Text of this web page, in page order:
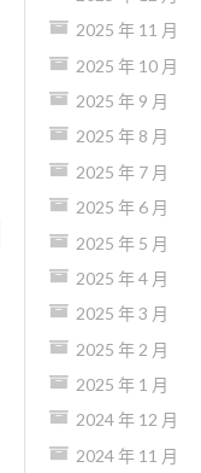
2025 年 11 月
2025 年 10 月
2025 年 9 月
2025 年 8 月
2025 年 7 月
2025 年 6 月
2025 年 5 月
2025 年 4 月
2025 年 3 月
2025 年 2 月
2025 年 1 月
2024 年 12 月
2024 年 11 月